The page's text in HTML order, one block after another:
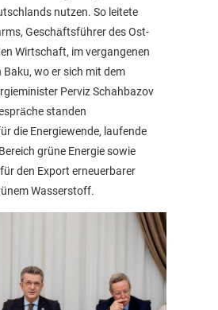
nutzen. So leitete
Geschäftsführer des Ost-
Wirtschaft, im vergangenen
wo er sich mit dem
Perviz Schahbazov
standen
die Energiewende, laufende
grüne Energie sowie
den Export erneuerbarer
Wasserstoff.